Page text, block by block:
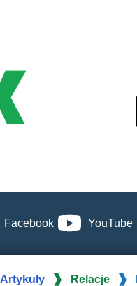
Facebook YouTube
Artykuły Relacje